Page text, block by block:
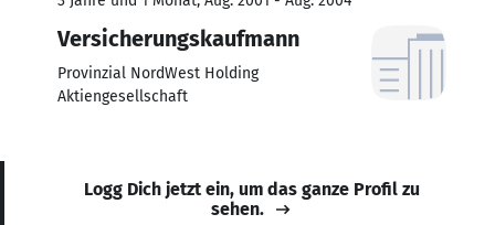
Versicherungskaufmann
Provinzial NordWest Holding
Aktiengesellschaft
Logg Dich jetzt ein, um das ganze Profil zu
sehen.